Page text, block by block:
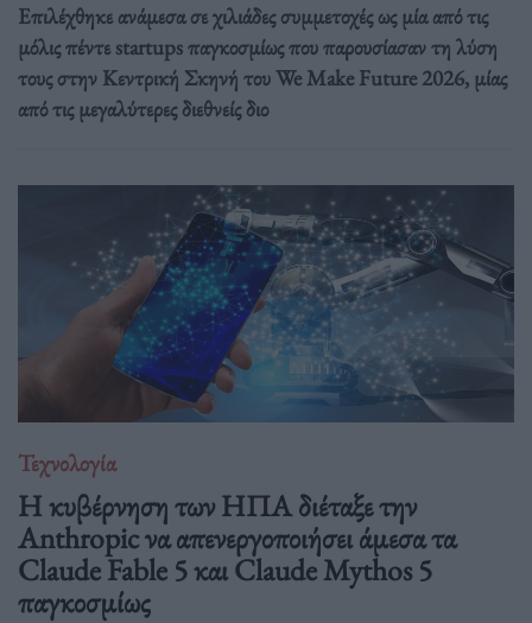
Επιλέχθηκε ανάμεσα σε χιλιάδες συμμετοχές ως μία από τις
μόλις πέντε startups παγκοσμίως που παρουσίασαν τη λύση
τους στην Κεντρική Σκηνή του We Make Future 2026, μίας
από τις μεγαλύτερες διεθνείς διο
Τεχνολογία
Η κυβέρνηση των ΗΠΑ διέταξε την
Anthropic να απενεργοποιήσει άμεσα τα
Claude Fable 5 και Claude Mythos 5
παγκοσμίως